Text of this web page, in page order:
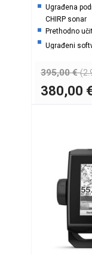
Ugrađena
CHIRP sonar
Prethodno
Ugrađeni
395,00€
380,00